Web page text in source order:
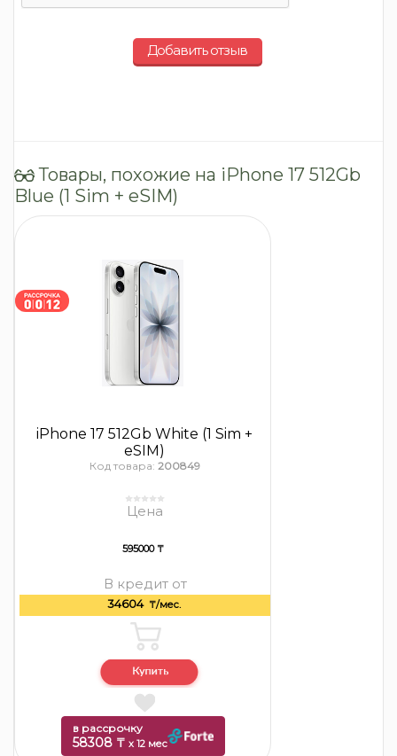
Добавить отзыв
Товары, похожие на iPhone 17 512Gb
Blue (1 Sim + eSIM)
iPhone 17 512Gb White (1 Sim +
eSIM)
Код товара: 200849
Цена
595000 ₸
В кредит от
34604 ₸/мес.
в рассрочку
58308 ₸ x 12 мес